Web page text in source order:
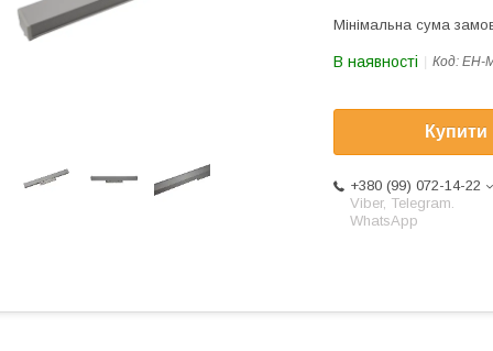
Мінімальна сума
В наявності Код: EH-
Купити
+380 (99) 072-14-22
Viber, Telegram.
WhatsApp